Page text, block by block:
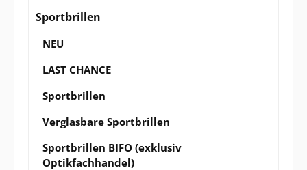
Sportbrillen
NEU
LAST CHANCE
Sportbrillen
Verglasbare Sportbrillen
Sportbrillen BIFO (exklusiv
Optikfachhandel)